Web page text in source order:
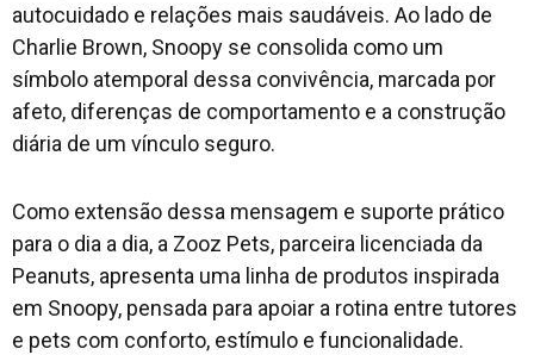
autocuidado e relações mais saudáveis. Ao lado de
Charlie Brown, Snoopy se consolida como um
símbolo atemporal dessa convivência, marcada por
afeto, diferenças de comportamento e a construção
diária de um vínculo seguro.
Como extensão dessa mensagem e suporte prático
para o dia a dia, a Zooz Pets, parceira licenciada da
Peanuts, apresenta uma linha de produtos inspirada
em Snoopy, pensada para apoiar a rotina entre tutores
e pets com conforto, estímulo e funcionalidade.